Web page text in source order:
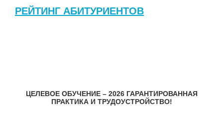
РЕЙТИНГ АБИТУРИЕНТОВ
ЦЕЛЕВОЕ ОБУЧЕНИЕ – 2026 ГАРАНТИРОВАННАЯ
ПРАКТИКА И ТРУДОУСТРОЙСТВО!